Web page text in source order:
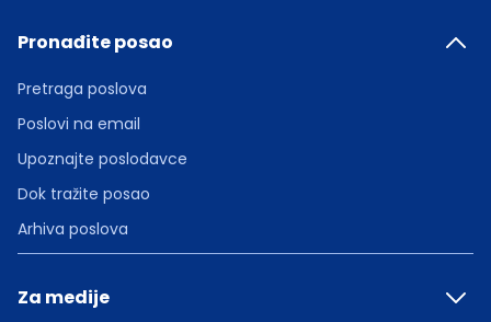
Pronađite posao
Pretraga poslova
Poslovi na email
Upoznajte poslodavce
Dok tražite posao
Arhiva poslova
Za medije